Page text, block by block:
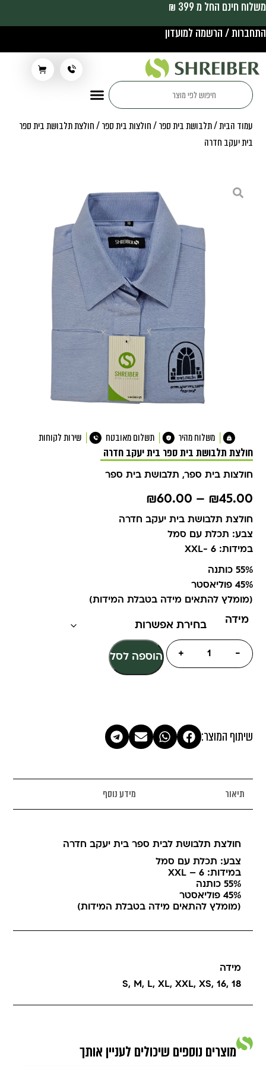
משלוח חינם החל מ 399 ₪
התחברות / הרשמה למועדון
עמוד הבית/תלבושת בית ספר/חולצות בית ספר/ חולצת תלבושת בית ספר
בית יעקב חדרה
משלוח מהיר תשלום מאובטח שירות לקוחות
חולצת תלבושת בית ספר בית יעקב חדרה
חולצות בית ספר, תלבושת בית ספר
₪45.00
–
₪60.00
חולצת תלבושת בית יעקב חדרה
צבע: תכלת עם סמל
במידות: 6 -XXL
55% כותנה
45% פוליאסטר
(מומלץ להתאים מידה בטבלת המידות)
מידה
-
+ הוספה לסל
שיתוף המוצר:
תיאור מידע נוסף
חולצת תלבושת לבית ספר בית יעקב חדרה
צבע: תכלת עם סמל
במידות: 6 – XXL
55% כותנה
45% פוליאסטר
(מומלץ להתאים מידה בטבלת המידות)
מידה
S, M, L, XL, XXL, XS, 16, 18
מוצרים נוספים שיכולים לעניין אותך